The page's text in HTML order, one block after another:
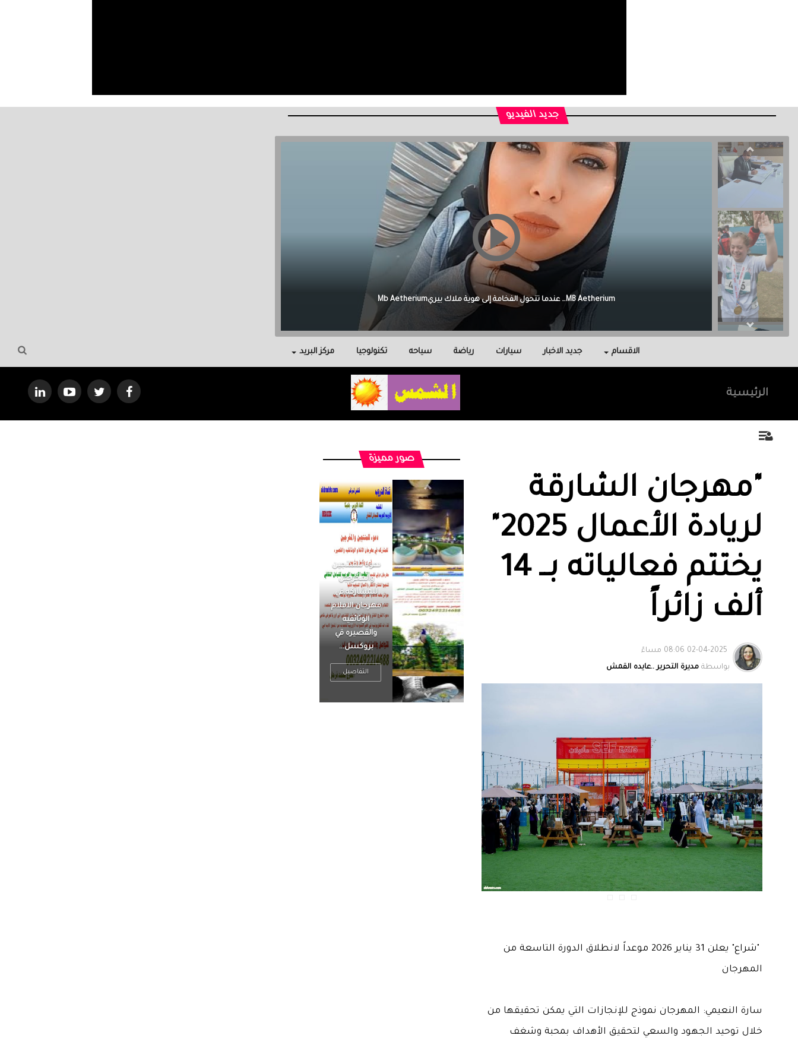
جديد الفيديو
Malak Berri وراء كل نجاح عائلة آمنت بي، واحتوتني، وكانت سندي في أصعب اللحظات.
الاقسام جديد الاخبار سيارات رياضة سياحه تكنولوجيا مركز البريد
الرئيسية
"مهرجان الشارقة
لريادة الأعمال 2025"
يختتم فعالياته بــ 14
ألف زائراً
بواسطة مديرة التحرير ..عايده القمش
"شراع" يعلن 31 يناير 2026 موعداً لانطلاق الدورة التاسعة من
المهرجان
سارة النعيمي: المهرجان نموذج للإنجازات التي يمكن تحقيقها من
خلال توحيد الجهود والسعي لتحقيق الأهداف بمحبة وشغف
صور مميزة
الرجل العظيم
يكون مطمئناً ،
يتحرر من القلق
، بينما الرجل
ضيق الأفق
فعادة ما يكون
متوتراً
التفاصيل